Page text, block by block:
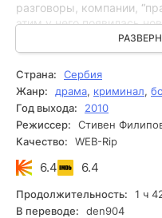
разговоры, компании,
этим у него появилась
Точнее, фанатская
Стадион, кричалки, свои
стало для него важнее
Страна:
Сербия
Жанр:
драма, криминал,
Год выхода:
2010
Режиссер:
Стивен
Качество:
WEB-Rip
6.4 6.4
Продолжительность:
1 ч
В переводе:
den904